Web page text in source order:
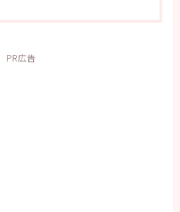
PR広告